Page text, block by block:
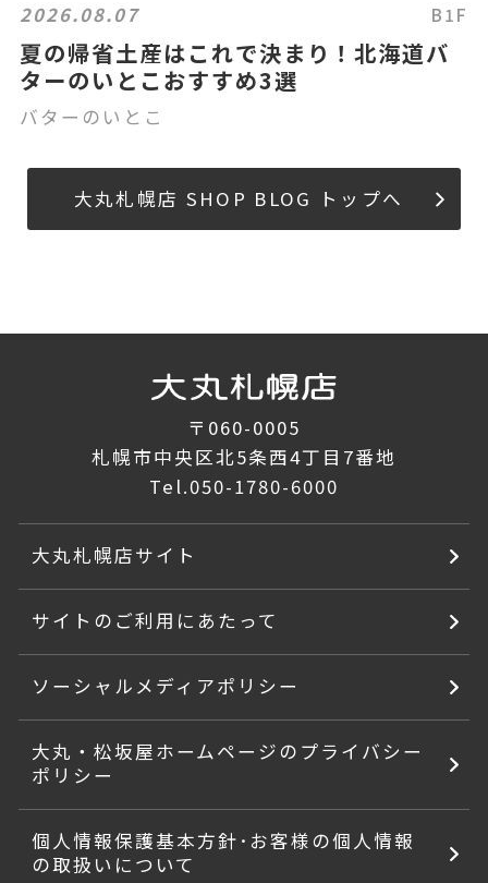
2026.08.07 B1F
夏の帰省土産はこれで決まり！北海道バ
ターのいとこおすすめ3選
バターのいとこ
大丸札幌店 SHOP BLOG トップへ
〒060-0005
札幌市中央区北5条西4丁目7番地
Tel.050-1780-6000
大丸札幌店サイト
サイトのご利用にあたって
ソーシャルメディアポリシー
大丸・松坂屋ホームページのプライバシー
ポリシー
個人情報保護基本方針･お客様の個人情報
の取扱いについて